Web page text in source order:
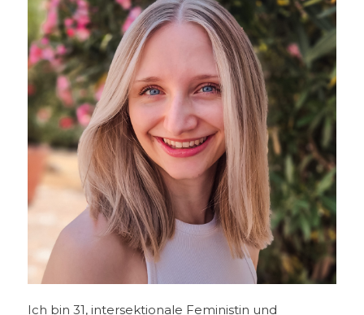
Ich bin 31, intersektionale Feministin und